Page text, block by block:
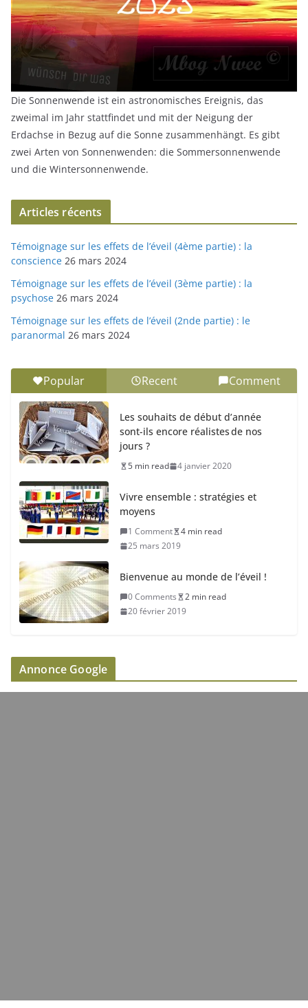
Die Sonnenwende ist ein astronomisches Ereignis, das
zweimal im Jahr stattfindet und mit der Neigung der
Erdachse in Bezug auf die Sonne zusammenhängt. Es gibt
zwei Arten von Sonnenwenden: die Sommersonnenwende
und die Wintersonnenwende.
Articles récents
Témoignage sur les effets de l’éveil (4ème partie) : la
conscience 26 mars 2024
Témoignage sur les effets de l’éveil (3ème partie) : la
psychose 26 mars 2024
Témoignage sur les effets de l’éveil (2nde partie) : le
paranormal 26 mars 2024
Popular Recent Comment
Les souhaits de début d’année
sont-ils encore réalistes de nos
jours ?
5 min read 4 janvier 2020
Vivre ensemble : stratégies et
moyens
1 Comment
4 min read
25 mars 2019
Bienvenue au monde de l’éveil !
0 Comments
2 min read
20 février 2019
Annonce Google